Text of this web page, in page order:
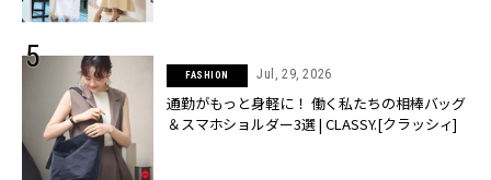
FASHION Jul, 29, 2026
通勤がもっと身軽に！ 働く私たちの相棒バッグ
＆スマホショルダー3選 | CLASSY.[クラッシィ]